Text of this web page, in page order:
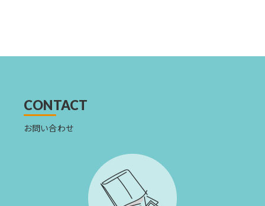
CONTACT
お問い合わせ